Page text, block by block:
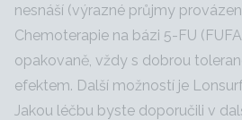
nesnáší (výrazné průjmy
Chemoterapie na bázi 5-FU
opakovaně, vždy s dobrou
efektem. Další možností je
Jakou léčbu byste doporučili v